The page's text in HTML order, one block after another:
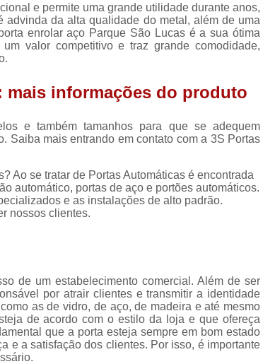
Porta de Aço Automatizada
Porta
Porta de Aço de Enrolar Automática
Porta de
Porta de Aço Resistente
Porta de Aço Rolo
Porta de Enrolar Horizontal
Porta de
Porta de Enrolar Automatizada
Porta de Enrolar Automática Comercial
Porta de Enrolar de Aço
Porta de Enrolar Motorizada Residencial
Porta de Aço Loja
Porta de Aço para Loja
Porta de Loja Automática
e permite uma grande utilidade durante anos,
da alta qualidade do metal, além de uma
enrolar aço Parque São Lucas é a sua ótima
valor competitivo e traz grande comodidade,
mais informações do produto
e também tamanhos para que se adequem
Saiba mais entrando em contato com a 3S Portas
Ao se tratar de Portas Automáticas é encontrada
automático, portas de aço e portões automáticos.
e as instalações de alto padrão.
nossos clientes.
de um estabelecimento comercial. Além de ser
por atrair clientes e transmitir a identidade
as de vidro, de aço, de madeira e até mesmo
de acordo com o estilo da loja e que ofereça
que a porta esteja sempre em bom estado
e a satisfação dos clientes. Por isso, é importante